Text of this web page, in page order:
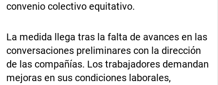
convenio colectivo equitativo.
La medida llega tras la falta de avances en las
conversaciones preliminares con la dirección
de las compañías. Los trabajadores demandan
mejoras en sus condiciones laborales,